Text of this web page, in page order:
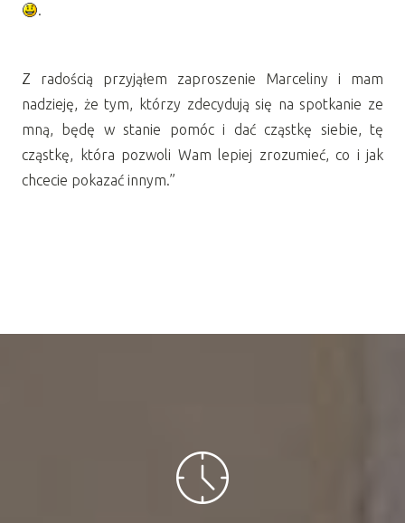
.
Z radością przyjąłem zaproszenie Marceliny i mam
nadzieję, że tym, którzy zdecydują się na spotkanie ze
mną, będę w stanie pomóc i dać cząstkę siebie, tę
cząstkę, która pozwoli Wam lepiej zrozumieć, co i jak
chcecie pokazać innym.”